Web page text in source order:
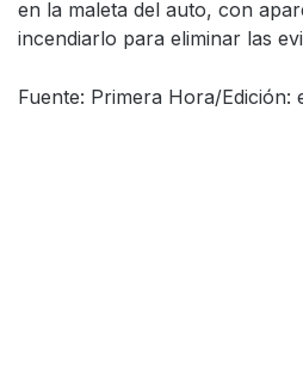
en la maleta del auto, con
incendiarlo para eliminar las
Fuente: Primera Hora/Edición: